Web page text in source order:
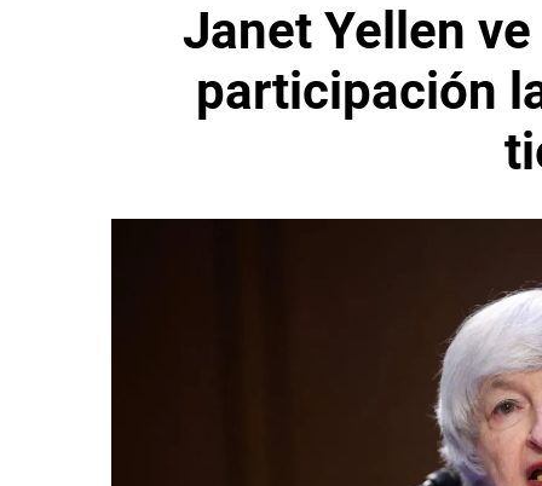
Janet Yellen
participación